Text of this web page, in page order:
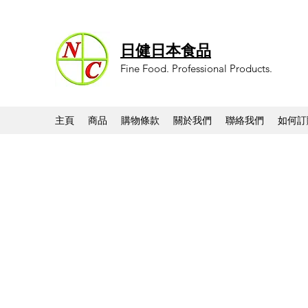
日健日本食品
Fine Food. Professional Products.
主頁 商品 購物條款 關於我們 聯絡我們 如何